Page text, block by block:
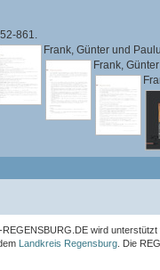
861.
Frank, Günter und
Frank, Günter
wird unterstützt
Landkreis Regensburg . Die